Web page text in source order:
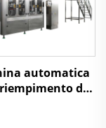
automatica
di